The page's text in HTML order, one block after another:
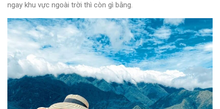
ngay khu vực ngoài trời thì còn gì bằng.